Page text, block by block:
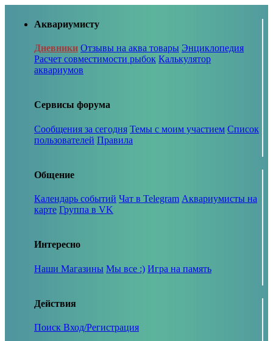
Аквариумисту
Дневники Отзывы на аква товары Энциклопедия
Расчет совместимости рыбок Калькулятор
аквариумов
Сервисы форума
Сообщения за сегодня Темы с моим участием Список
пользователей Правила
Общение
Календарь событий Чат в Telegram Аквариумисты на
карте Группа в VK
Интересно
Наши Магазины Мы все :) Игра на память
Действия
Поиск Вход/Регистрация